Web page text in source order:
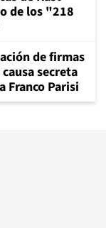
de los "218
de firmas
secreta
Franco Parisi